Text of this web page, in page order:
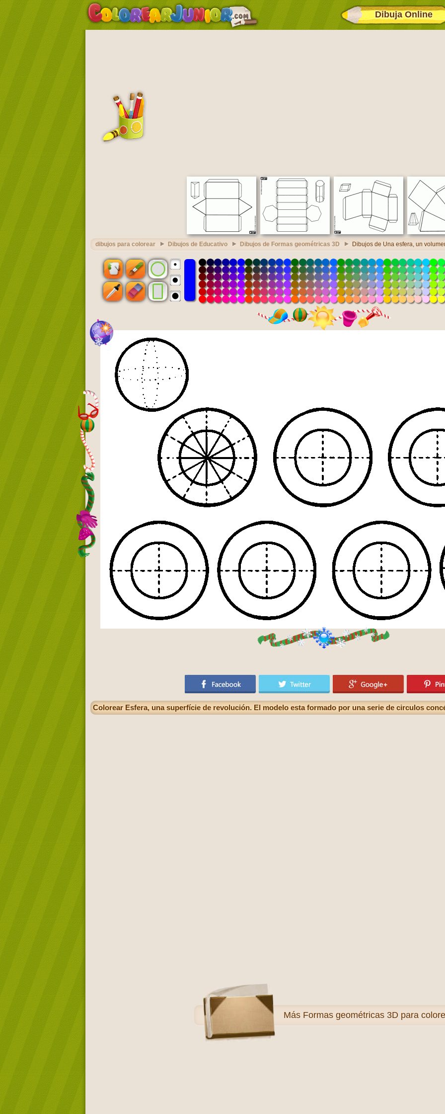
Dibuja Online
dibujos para colorear Dibujos de Educativo Dibujos de Formas geométricas 3D Dibujos de Una esfera, un
Colorear Esfera, una superfície de revolución. El modelo esta formado por una serie de circulos
Más Formas geométricas 3D para